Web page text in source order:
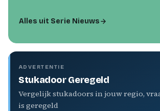
Alles uit Serie Nieuws
ADVERTENTIE
Stukadoor Geregeld
Vergelijk stukadoors in jouw regio,
is geregeld